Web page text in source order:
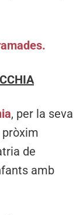
, per la seva
de
amb